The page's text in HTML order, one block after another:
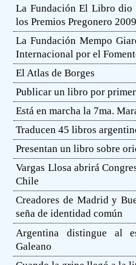
La Fundación El Libro dio
los Premios Pregonero 2009
La Fundación Mempo
Internacional por el
El Atlas de Borges
Publicar un libro por
Está en marcha la 7ma.
Traducen 45 libros
Presentan un libro sobre
Vargas Llosa abrirá
Chile
Creadores de Madrid y
seña de identidad común
Argentina distingue al
Galeano